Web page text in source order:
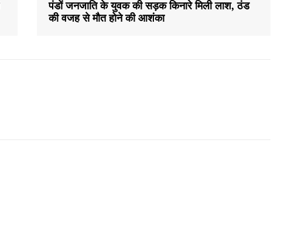
पंडों जनजाति के युवक की सड़क किनारे मिली लाश, ठंड
की वजह से मौत होने की आशंका